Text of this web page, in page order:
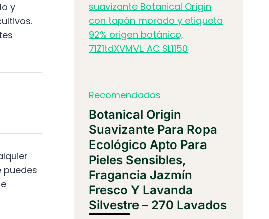
y
puedes
Recomendados
Botanical Origin
Suavizante Para Ropa
Ecológico Apto Para
Pieles Sensibles,
Fragancia Jazmín
Fresco Y Lavanda
Silvestre – 270 Lavados